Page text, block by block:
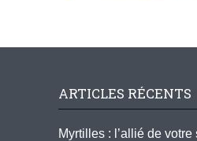
ARTICLES RÉCENTS
Myrtilles : l’allié de